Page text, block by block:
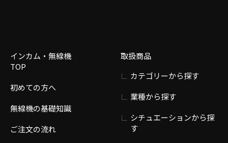
インカム・無線機
TOP
初めての方へ
無線機の基礎知識
ご注文の流れ
取扱商品
カテゴリーから探す
業種から探す
シチュエーションから探
す